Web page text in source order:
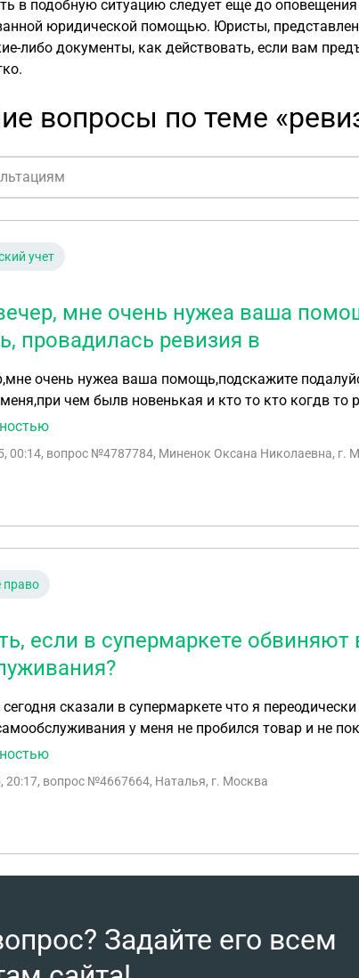
в подобную ситуацию следует еще до
юридической помощью. Юристы,
либо документы, как действовать, если вам
вопросы по теме
учет
мне очень нужеа ваша
провадилась ревизия в
очень нужеа ваша помощь,подскажите
чем былв новенькая и кто то кто когдв то
в магазине и вывезла их с магазина
не хочет,я же правильно понимаю,что эти
потом уже,после ревизии их минусовать или
00:14, вопрос №4787784, Миненок Оксана Николаевна, г.
право
если в супермаркете обвиняют
сказали в супермаркете что я переодически ворую но
у меня не пробился товар и не
и перед ней хотят просмотреть все видео со
20:17, вопрос №4667664, Наталья, г. Москва
Задайте его всем